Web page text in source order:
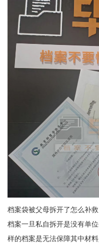
档案袋被父母拆开了怎么补救
档案一旦私自拆开是没有单
样的档案是无法保障其中材